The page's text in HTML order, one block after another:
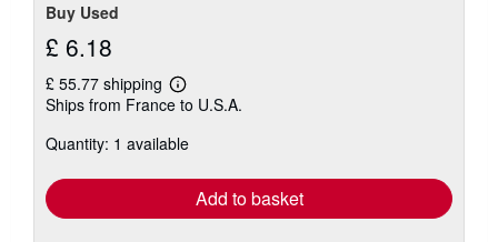
Buy Used
£ 6.18
£ 55.77 shipping
Learn
more
shipping
Ships from France to U.S.A.
Quantity: 1 available
Add to basket